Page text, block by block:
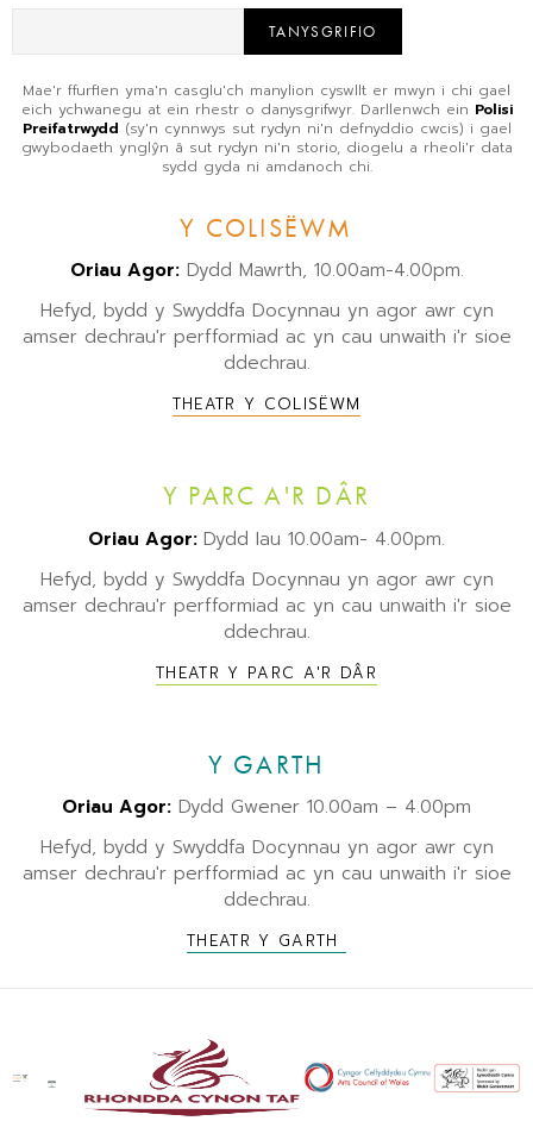
TANYSGRIFIO
Mae'r ffurflen yma'n casglu'ch manylion cyswllt er mwyn i chi gael
eich ychwanegu at ein rhestr o danysgrifwyr. Darllenwch ein Polisi
Preifatrwydd (sy'n cynnwys sut rydyn ni'n defnyddio cwcis) i gael
gwybodaeth ynglŷn â sut rydyn ni'n storio, diogelu a rheoli'r data
sydd gyda ni amdanoch chi.
Y COLISËWM
Oriau Agor:Dydd Mawrth, 10.00am-4.00pm.
Hefyd, bydd y Swyddfa Docynnau yn agor awr cyn
amser dechrau'r perfformiad ac yn cau unwaith i'r sioe
ddechrau.
THEATR Y COLISËWM
Y PARC A'R DÂR
Oriau Agor: Dydd Iau 10.00am- 4.00pm.
Hefyd, bydd y Swyddfa Docynnau yn agor awr cyn
amser dechrau'r perfformiad ac yn cau unwaith i'r sioe
ddechrau.
THEATR Y PARC A'R DÂR
Y GARTH
Oriau Agor: Dydd Gwener 10.00am – 4.00pm
Hefyd, bydd y Swyddfa Docynnau yn agor awr cyn
amser dechrau'r perfformiad ac yn cau unwaith i'r sioe
ddechrau.
THEATR Y GARTH